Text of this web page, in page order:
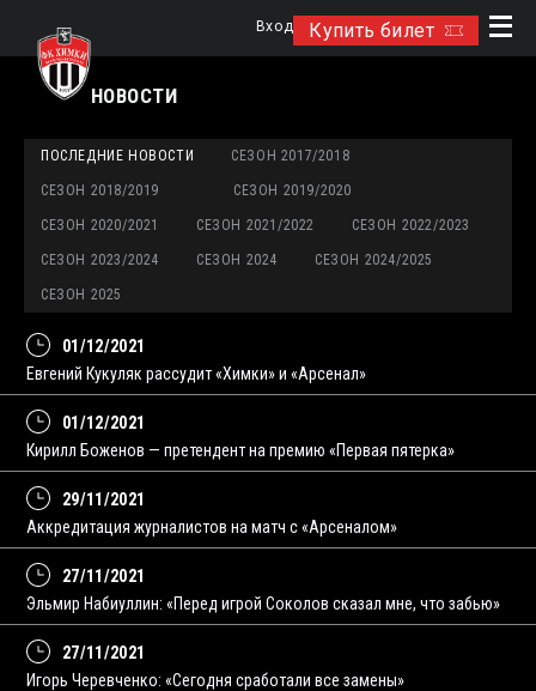
Купить билет
Вход
НОВОСТИ
ПОСЛЕДНИЕ НОВОСТИ СЕЗОН 2017/2018
СЕЗОН 2018/2019 СЕЗОН 2019/2020
СЕЗОН 2020/2021 СЕЗОН 2021/2022 СЕЗОН 2022/2023
СЕЗОН 2023/2024 СЕЗОН 2024 СЕЗОН 2024/2025
СЕЗОН 2025
01/12/2021
Евгений Кукуляк рассудит «Химки» и «Арсенал»
01/12/2021
Кирилл Боженов — претендент на премию «Первая пятерка»
29/11/2021
Аккредитация журналистов на матч с «Арсеналом»
27/11/2021
Эльмир Набиуллин: «Перед игрой Соколов сказал мне, что забью»
27/11/2021
Игорь Черевченко: «Сегодня сработали все замены»